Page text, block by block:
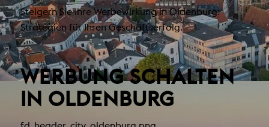
Steigern Sie Ihre Werbewirkung in Oldenburg:
Strategien für Ihren Geschäftserfolg.
WERBUNG SCHALTEN
IN OLDENBURG